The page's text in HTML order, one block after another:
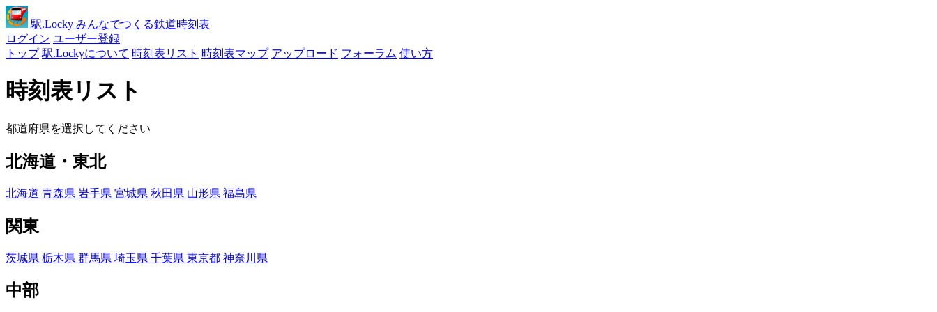
駅.Locky みんなでつくる鉄道時刻表
ログイン ユーザー登録
トップ 駅.Lockyについて 時刻表リスト 時刻表マップ アップロード フォーラム 使い方
時刻表リスト
都道府県を選択してください
北海道・東北
北海道 青森県 岩手県 宮城県 秋田県 山形県 福島県
関東
茨城県 栃木県 群馬県 埼玉県 千葉県 東京都 神奈川県
中部